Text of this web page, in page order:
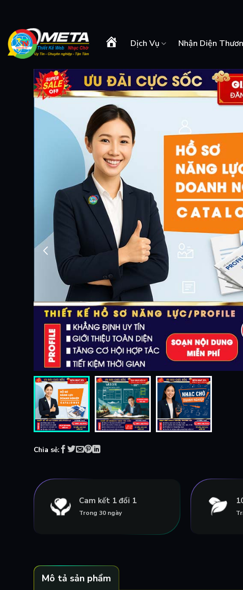
content
Trang Dịch Vụ Nhận Diện
Chia sẻ:
Cam kết 1 đổi 1
Trong 30 ngày
Mô tả sản phẩm